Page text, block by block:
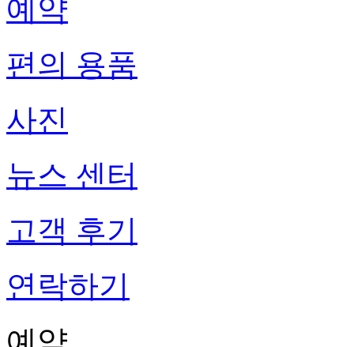
예약
편의 용품
사진
뉴스 센터
고객 후기
연락하기